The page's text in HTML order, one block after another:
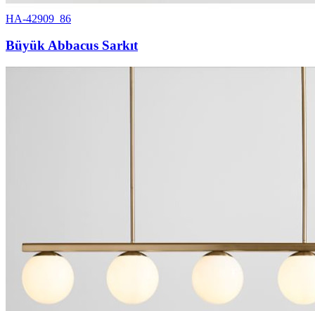
HA-42909_86
Büyük Abbacus Sarkıt